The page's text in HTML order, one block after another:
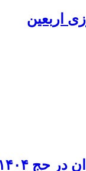
اربعین
حج ۱۴۰۴